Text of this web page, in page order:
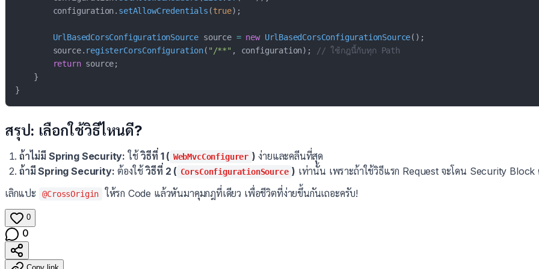
        configuration
. setAllowCredentials (true) ;
UrlBasedCorsConfigurationSource source = new UrlBasedCorsConfigurationSource( ) ;
        source
. registerCorsConfiguration( "/**" , configuration) ;
// ใช้กฎนี้กับทุก Path
return source;
}
}
สรุป: เลือกใช้วิธีไหนดี?
ถ้าไม่มี Spring Security: ใช้วิธีที่ 1 ( WebMvcConfigurer ) ง่ายและคลีนที่สุด
ถ้ามี Spring Security: ต้องใช้วิธีที่ 2 ( CorsConfigurationSource ) เท่านั้น เพราะถ้าใช้วิธีแรก Request จะโดน Security
เลิกแปะ
@CrossOrigin ให้รก Code แล้วหันมาคุมกฎที่เดียว เพื่อชีวิตที่ง่ายขึ้นกันเถอะครับ!
0
0